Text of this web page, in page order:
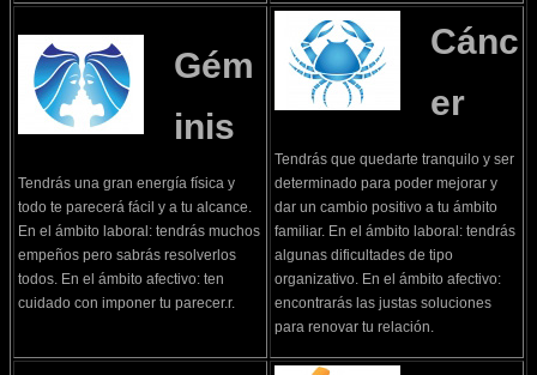
Gém
inis
Tendrás una gran energía física y
todo te parecerá fácil y a tu alcance.
En el ámbito laboral: tendrás muchos
empeños pero sabrás resolverlos
todos. En el ámbito afectivo: ten
cuidado con imponer tu parecer.r.
Cánc
er
Tendrás que quedarte tranquilo y ser
determinado para poder mejorar y
dar un cambio positivo a tu ámbito
familiar. En el ámbito laboral: tendrás
algunas dificultades de tipo
organizativo. En el ámbito afectivo:
encontrarás las justas soluciones
para renovar tu relación.